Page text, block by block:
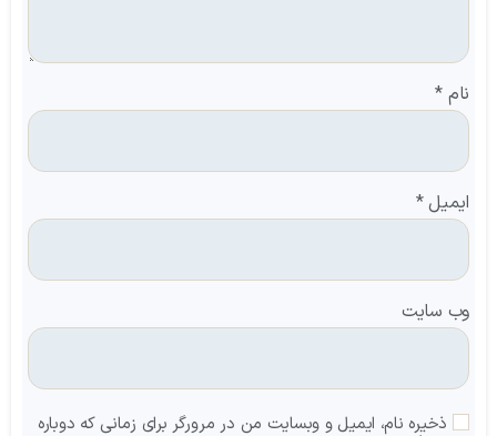
نام *
ایمیل*
وب‌ سایت
ذخیره نام، ایمیل و وبسایت من در مرورگر برای زمانی که دوباره